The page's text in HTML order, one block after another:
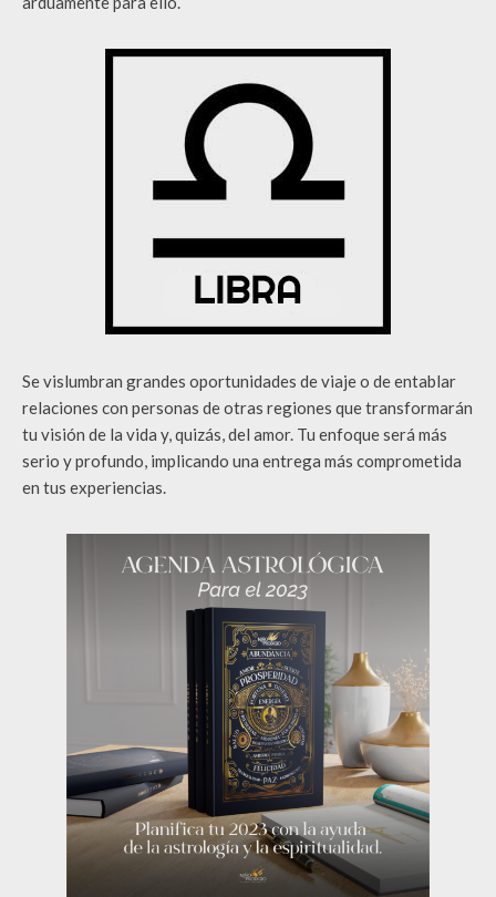
Se vislumbran grandes oportunidades de viaje o de entablar
relaciones con personas de otras regiones que transformarán
tu visión de la vida y, quizás, del amor. Tu enfoque será más
serio y profundo, implicando una entrega más comprometida
en tus experiencias.